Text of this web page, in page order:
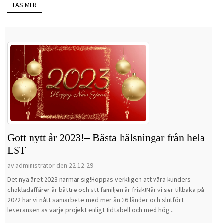
LÄS MER
Gott nytt år 2023!– Bästa hälsningar från hela
LST
av administratör den 22-12-29
Det nya året 2023 närmar sig!Hoppas verkligen att våra kunders
chokladaffärer är bättre och att familjen är frisk!När vi ser tillbaka på
2022 har vi nått samarbete med mer än 36 länder och slutfört
leveransen av varje projekt enligt tidtabell och med hög...